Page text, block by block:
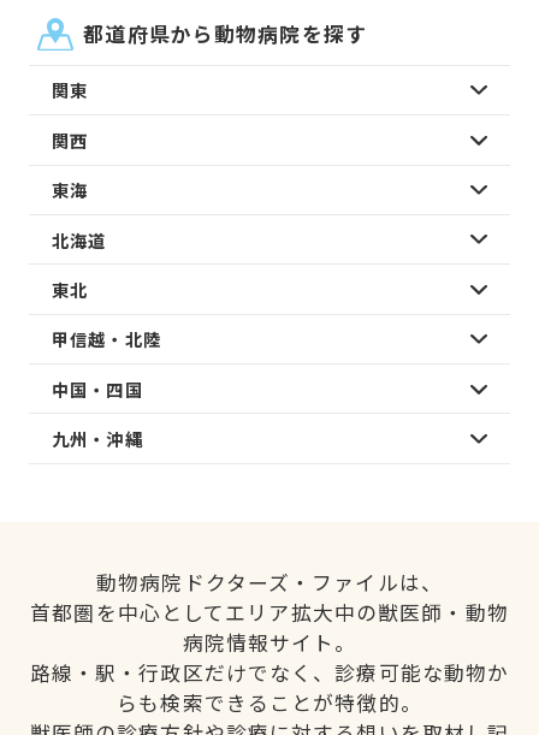
都道府県から動物病院を探す
関東
関西
東海
北海道
東北
甲信越・北陸
中国・四国
九州・沖縄
動物病院ドクターズ・ファイルは、
首都圏を中心としてエリア拡大中の獣医師・動物
病院情報サイト。
路線・駅・行政区だけでなく、診療可能な動物か
らも検索できることが特徴的。